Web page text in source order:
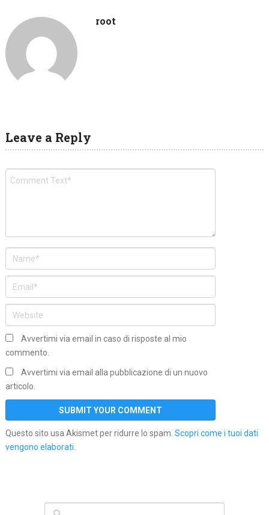
root
Leave a Reply
Avvertimi via email in caso di risposte al mio
commento.
Avvertimi via email alla pubblicazione di un nuovo
articolo.
Questo sito usa Akismet per ridurre lo spam. Scopri come i tuoi dati
vengono elaborati.